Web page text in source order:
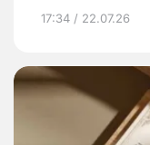
17:34 / 22.07.26